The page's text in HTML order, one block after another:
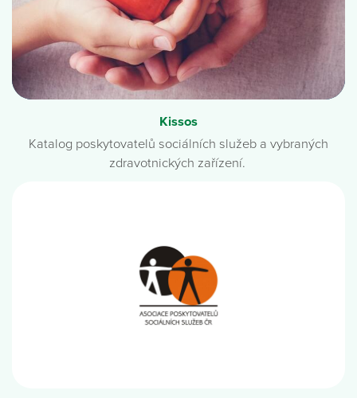
Kissos
Katalog poskytovatelů sociálních služeb a vybraných
zdravotnických zařízení.